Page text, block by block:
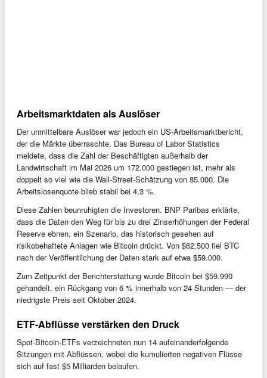
Arbeitsmarktdaten als Auslöser
Der unmittelbare Auslöser war jedoch ein US-Arbeitsmarktbericht,
der die Märkte überraschte. Das Bureau of Labor Statistics
meldete, dass die Zahl der Beschäftigten außerhalb der
Landwirtschaft im Mai 2026 um 172.000 gestiegen ist, mehr als
doppelt so viel wie die Wall-Street-Schätzung von 85.000. Die
Arbeitslosenquote blieb stabil bei 4,3 %.
Diese Zahlen beunruhigten die Investoren. BNP Paribas erklärte,
dass die Daten den Weg für bis zu drei Zinserhöhungen der Federal
Reserve ebnen, ein Szenario, das historisch gesehen auf
risikobehaftete Anlagen wie Bitcoin drückt. Von $62.500 fiel BTC
nach der Veröffentlichung der Daten stark auf etwa $59.000.
Zum Zeitpunkt der Berichterstattung wurde Bitcoin bei $59.990
gehandelt, ein Rückgang von 6 % innerhalb von 24 Stunden — der
niedrigste Preis seit Oktober 2024.
ETF-Abflüsse verstärken den Druck
Spot-Bitcoin-ETFs verzeichneten nun 14 aufeinanderfolgende
Sitzungen mit Abflüssen, wobei die kumulierten negativen Flüsse
sich auf fast $5 Milliarden belaufen.